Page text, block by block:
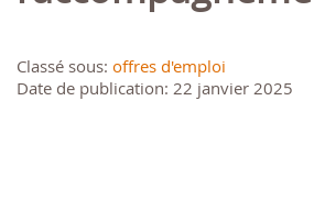
Classé sous: offres d'emploi
Date de publication: 22 janvier 2025